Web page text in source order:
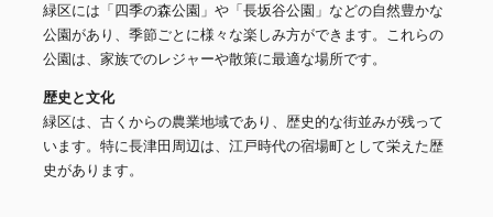
緑区には「四季の森公園」や「長坂谷公園」などの自然豊かな
公園があり、季節ごとに様々な楽しみ方ができます。これらの
公園は、家族でのレジャーや散策に最適な場所です。
歴史と文化
緑区は、古くからの農業地域であり、歴史的な街並みが残って
います。特に長津田周辺は、江戸時代の宿場町として栄えた歴
史があります。